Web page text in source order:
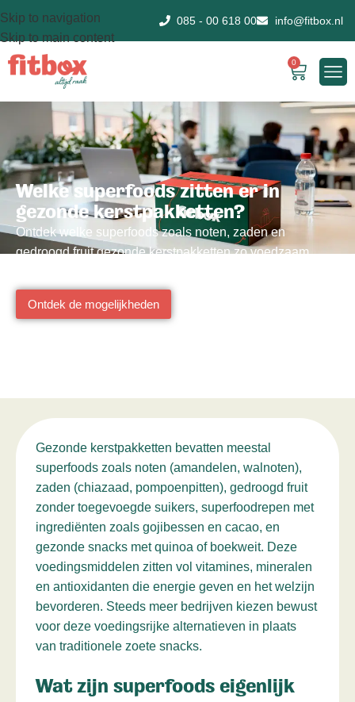
Skip to navigation
Skip to main content
085 - 00 618 00 info@fitbox.nl
0
Welke superfoods zitten er in
gezonde kerstpakketten?
Ontdek welke superfoods zoals noten, zaden en
gedroogd fruit gezonde kerstpakketten zo voedzaam
Ontdek de mogelijkheden
Gezonde kerstpakketten bevatten meestal
superfoods zoals noten (amandelen, walnoten),
zaden (chiazaad, pompoenpitten), gedroogd fruit
zonder toegevoegde suikers, superfoodrepen met
ingrediënten zoals gojibessen en cacao, en
gezonde snacks met quinoa of boekweit. Deze
voedingsmiddelen zitten vol vitamines, mineralen
en antioxidanten die energie geven en het welzijn
bevorderen. Steeds meer bedrijven kiezen bewust
voor deze voedingsrijke alternatieven in plaats
van traditionele zoete snacks.
Wat zijn superfoods eigenlijk